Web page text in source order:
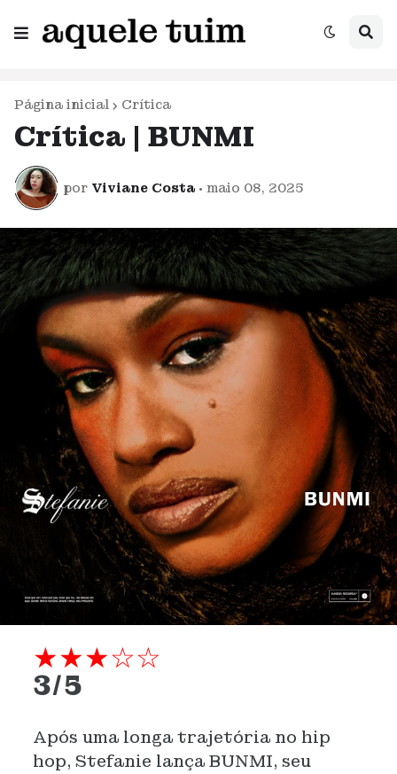
Página inicial Crítica
Crítica | BUNMI
por Viviane Costa • maio 08, 2025
★★★☆☆
3/5
Após uma longa trajetória no hip
hop, Stefanie lança BUNMI, seu